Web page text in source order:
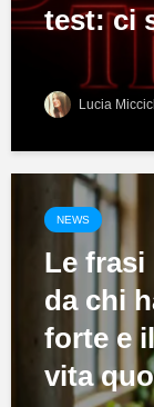
test: ci
Lucia
NEWS
Le
da chi
forte e
vita